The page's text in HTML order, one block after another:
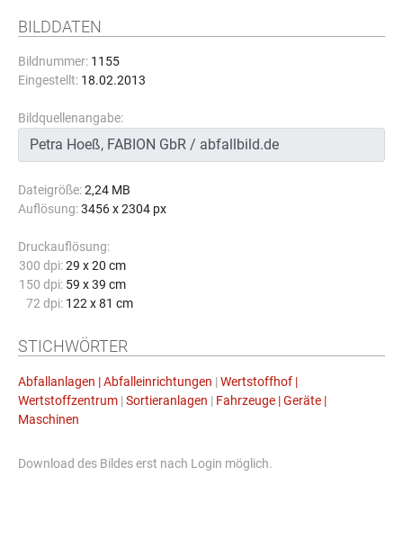
BILDDATEN
Bildnummer: 1155
Eingestellt: 18.02.2013
Bildquellenangabe:
Dateigröße:2,24 MB
Auflösung:3456 x 2304 px
Druckauflösung:
300 dpi: 29 x 20 cm
150 dpi: 59 x 39 cm
72 dpi: 122 x 81 cm
STICHWÖRTER
Abfallanlagen | Abfalleinrichtungen | Wertstoffhof |
Wertstoffzentrum | Sortieranlagen | Fahrzeuge | Geräte |
Maschinen
Download des Bildes erst nach Login möglich.